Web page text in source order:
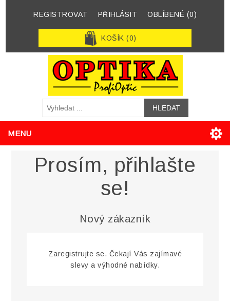
REGISTROVAT PŘIHLÁSIT OBLÍBENÉ (0)
KOŠÍK (0)
MENU
Prosím, přihlašte
se!
Nový zákazník
Zaregistrujte se. Čekají Vás zajímavé
slevy a výhodné nabídky.